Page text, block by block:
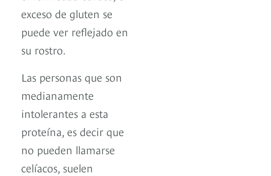
exceso de gluten se
puede ver reflejado en
su rostro.
Las personas que son
medianamente
intolerantes a esta
proteína, es decir que
no pueden llamarse
celíacos, suelen